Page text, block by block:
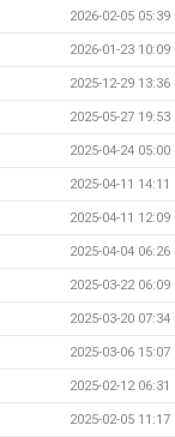
2026-02-05 05:39
2026-01-23 10:09
2025-12-29 13:36
2025-05-27 19:53
2025-04-24 05:00
2025-04-11 14:11
2025-04-11 12:09
2025-04-04 06:26
2025-03-22 06:09
2025-03-20 07:34
2025-03-06 15:07
2025-02-12 06:31
2025-02-05 11:17